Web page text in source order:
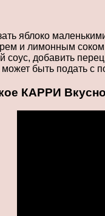
яблоко
и лимонным
соус, добавить
быть подать с
КАРРИ